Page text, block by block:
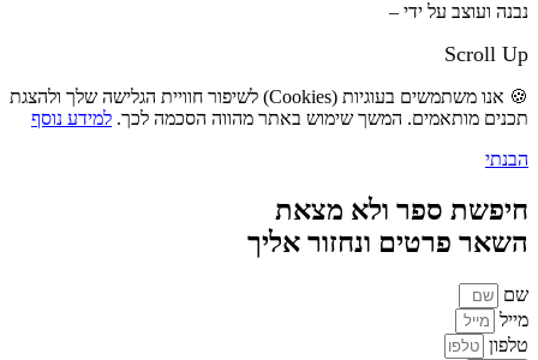
נבנה ועוצב על ידי –
Scroll Up
🍪 אנו משתמשים בעוגיות (Cookies) לשיפור חוויית הגלישה שלך ולהצגת
תכנים מותאמים. המשך שימוש באתר מהווה הסכמה לכך. למידע נוסף
הבנתי
חיפשת ספר ולא מצאת
השאר פרטים ונחזור אליך
שם
מייל
טלפון